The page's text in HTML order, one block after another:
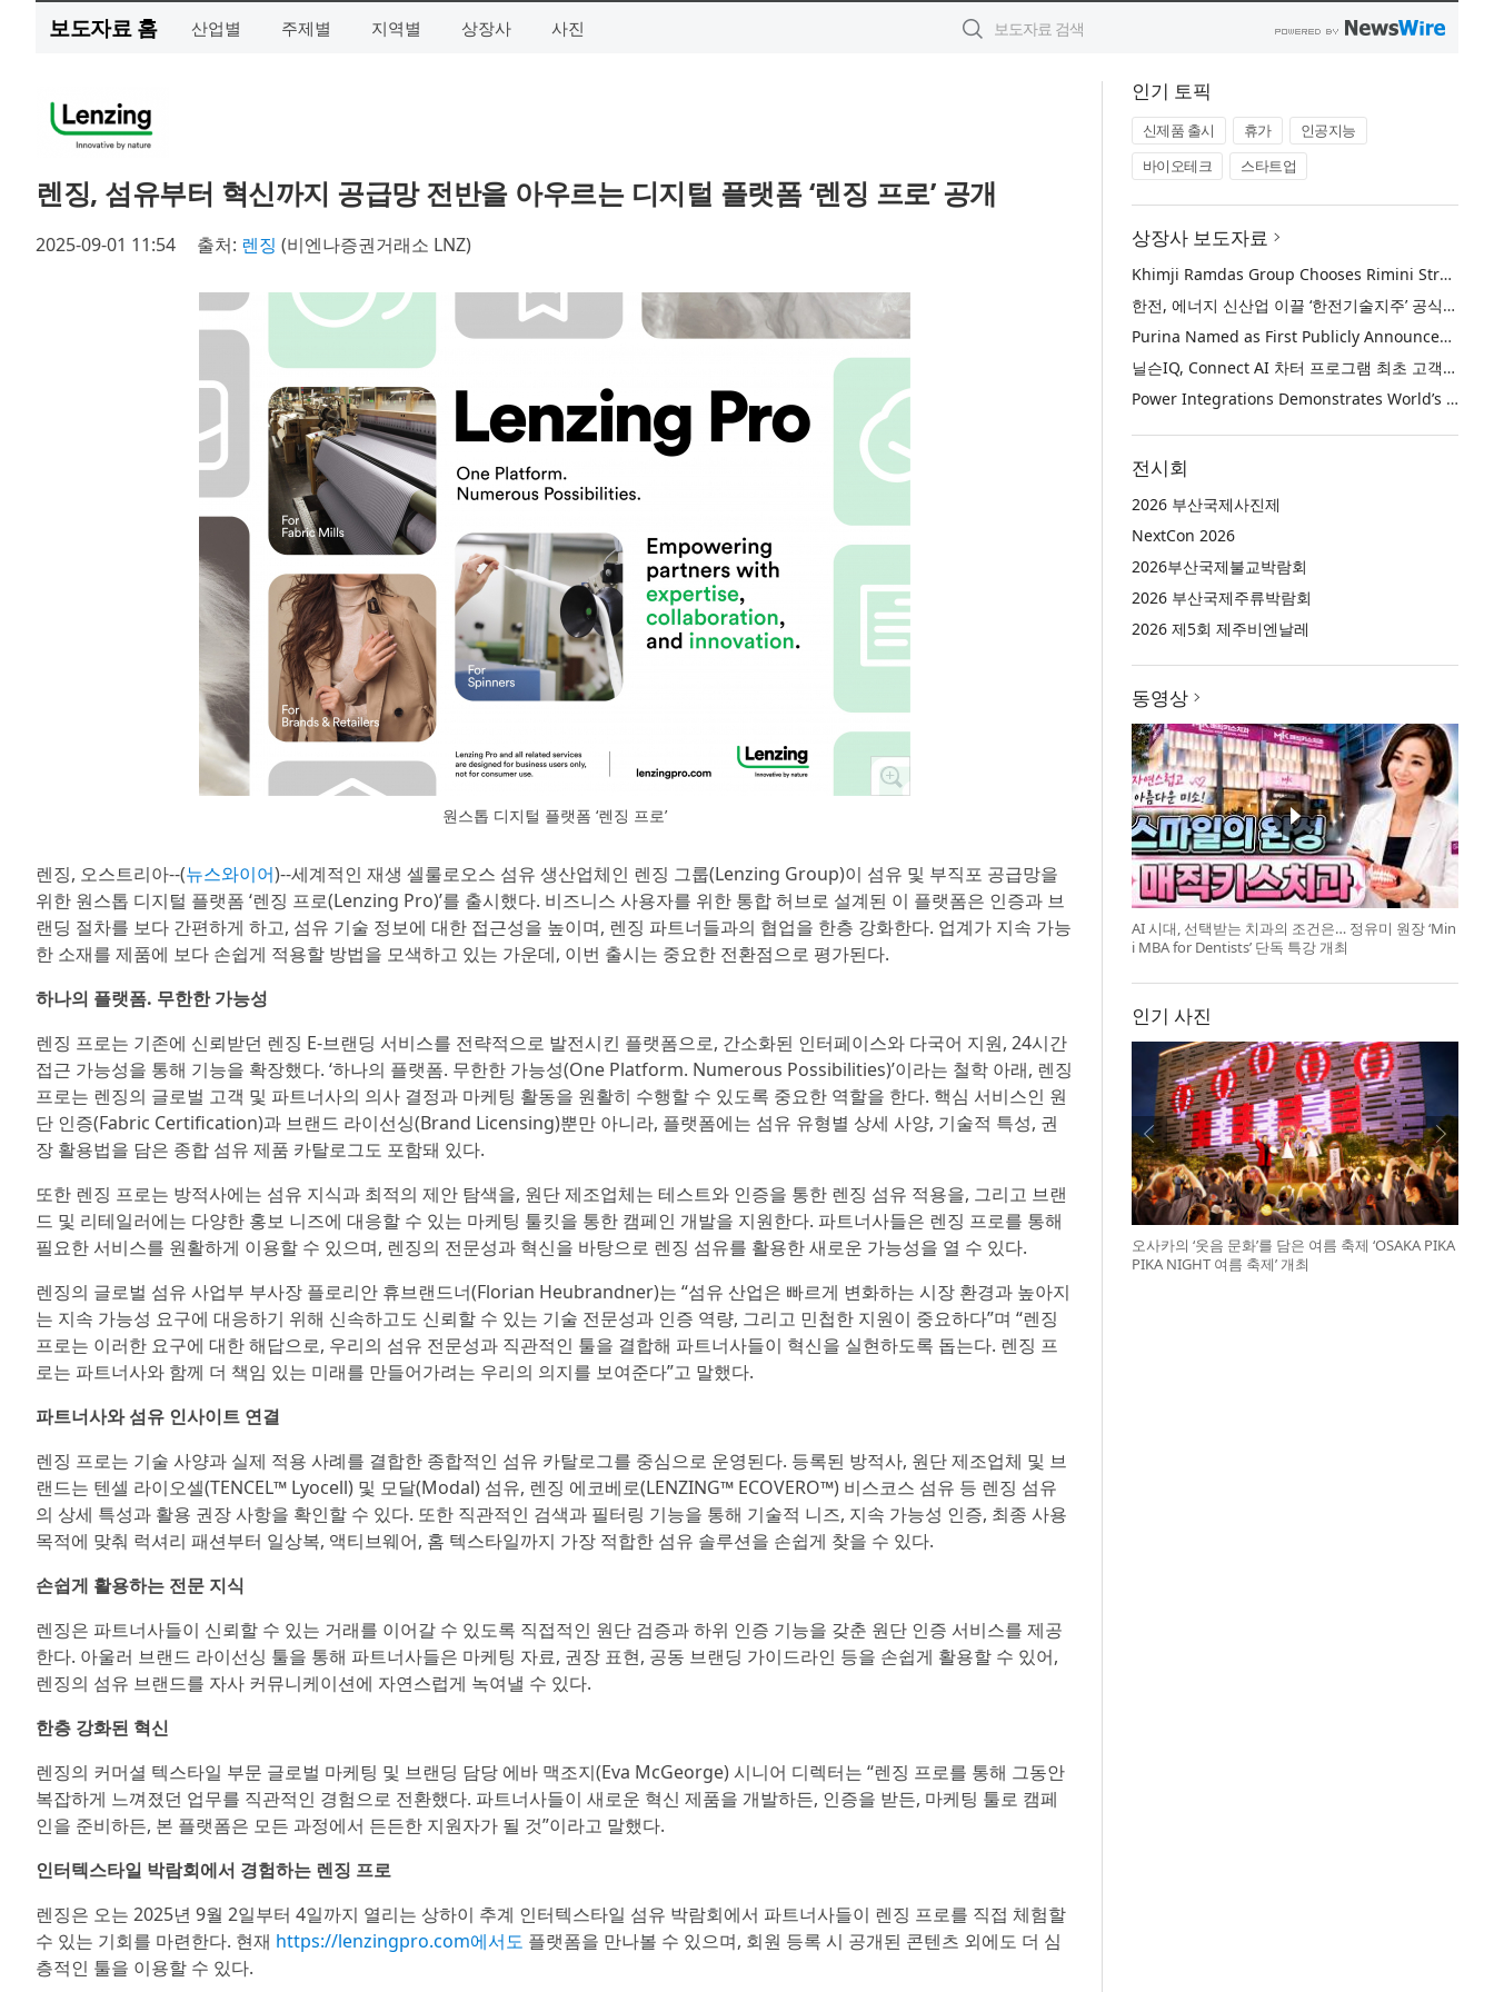
보도자료 홈 산업별 주제별 지역별 상장사 사진
렌징, 섬유부터 혁신까지 공급망 전반을 아우르는 디지털 플랫폼 ‘렌징 프로’ 공개
2025-09-01 11:54 출처: 렌징 (비엔나증권거래소 LNZ)
원스톱 디지털 플랫폼 ‘렌징 프로’
렌징, 오스트리아--(뉴스와이어)--세계적인 재생 셀룰로오스 섬유 생산업체인 렌징 그룹(Lenzing Group)이 섬유 및 부직포 공급망을
위한 원스톱 디지털 플랫폼 ‘렌징 프로(Lenzing Pro)’를 출시했다. 비즈니스 사용자를 위한 통합 허브로 설계된 이 플랫폼은 인증과 브
랜딩 절차를 보다 간편하게 하고, 섬유 기술 정보에 대한 접근성을 높이며, 렌징 파트너들과의 협업을 한층 강화한다. 업계가 지속 가능
한 소재를 제품에 보다 손쉽게 적용할 방법을 모색하고 있는 가운데, 이번 출시는 중요한 전환점으로 평가된다.
하나의 플랫폼. 무한한 가능성
렌징 프로는 기존에 신뢰받던 렌징 E-브랜딩 서비스를 전략적으로 발전시킨 플랫폼으로, 간소화된 인터페이스와 다국어 지원, 24시간
접근 가능성을 통해 기능을 확장했다. ‘하나의 플랫폼. 무한한 가능성(One Platform. Numerous Possibilities)’이라는 철학 아래, 렌징
프로는 렌징의 글로벌 고객 및 파트너사의 의사 결정과 마케팅 활동을 원활히 수행할 수 있도록 중요한 역할을 한다. 핵심 서비스인 원
단 인증(Fabric Certification)과 브랜드 라이선싱(Brand Licensing)뿐만 아니라, 플랫폼에는 섬유 유형별 상세 사양, 기술적 특성, 권
장 활용법을 담은 종합 섬유 제품 카탈로그도 포함돼 있다.
또한 렌징 프로는 방적사에는 섬유 지식과 최적의 제안 탐색을, 원단 제조업체는 테스트와 인증을 통한 렌징 섬유 적용을, 그리고 브랜
드 및 리테일러에는 다양한 홍보 니즈에 대응할 수 있는 마케팅 툴킷을 통한 캠페인 개발을 지원한다. 파트너사들은 렌징 프로를 통해
필요한 서비스를 원활하게 이용할 수 있으며, 렌징의 전문성과 혁신을 바탕으로 렌징 섬유를 활용한 새로운 가능성을 열 수 있다.
렌징의 글로벌 섬유 사업부 부사장 플로리안 휴브랜드너(Florian Heubrandner)는 “섬유 산업은 빠르게 변화하는 시장 환경과 높아지
는 지속 가능성 요구에 대응하기 위해 신속하고도 신뢰할 수 있는 기술 전문성과 인증 역량, 그리고 민첩한 지원이 중요하다”며 “렌징
프로는 이러한 요구에 대한 해답으로, 우리의 섬유 전문성과 직관적인 툴을 결합해 파트너사들이 혁신을 실현하도록 돕는다. 렌징 프
로는 파트너사와 함께 더 책임 있는 미래를 만들어가려는 우리의 의지를 보여준다”고 말했다.
파트너사와 섬유 인사이트 연결
렌징 프로는 기술 사양과 실제 적용 사례를 결합한 종합적인 섬유 카탈로그를 중심으로 운영된다. 등록된 방적사, 원단 제조업체 및 브
랜드는 텐셀 라이오셀(TENCEL™ Lyocell) 및 모달(Modal) 섬유, 렌징 에코베로(LENZING™ ECOVERO™) 비스코스 섬유 등 렌징 섬유
의 상세 특성과 활용 권장 사항을 확인할 수 있다. 또한 직관적인 검색과 필터링 기능을 통해 기술적 니즈, 지속 가능성 인증, 최종 사용
목적에 맞춰 럭셔리 패션부터 일상복, 액티브웨어, 홈 텍스타일까지 가장 적합한 섬유 솔루션을 손쉽게 찾을 수 있다.
손쉽게 활용하는 전문 지식
렌징은 파트너사들이 신뢰할 수 있는 거래를 이어갈 수 있도록 직접적인 원단 검증과 하위 인증 기능을 갖춘 원단 인증 서비스를 제공
한다. 아울러 브랜드 라이선싱 툴을 통해 파트너사들은 마케팅 자료, 권장 표현, 공동 브랜딩 가이드라인 등을 손쉽게 활용할 수 있어,
렌징의 섬유 브랜드를 자사 커뮤니케이션에 자연스럽게 녹여낼 수 있다.
한층 강화된 혁신
렌징의 커머셜 텍스타일 부문 글로벌 마케팅 및 브랜딩 담당 에바 맥조지(Eva McGeorge) 시니어 디렉터는 “렌징 프로를 통해 그동안
복잡하게 느껴졌던 업무를 직관적인 경험으로 전환했다. 파트너사들이 새로운 혁신 제품을 개발하든, 인증을 받든, 마케팅 툴로 캠페
인을 준비하든, 본 플랫폼은 모든 과정에서 든든한 지원자가 될 것”이라고 말했다.
인터텍스타일 박람회에서 경험하는 렌징 프로
렌징은 오는 2025년 9월 2일부터 4일까지 열리는 상하이 추계 인터텍스타일 섬유 박람회에서 파트너사들이 렌징 프로를 직접 체험할
수 있는 기회를 마련한다. 현재 https://lenzingpro.com에서도 플랫폼을 만나볼 수 있으며, 회원 등록 시 공개된 콘텐츠 외에도 더 심
층적인 툴을 이용할 수 있다.
인기 토픽
신제품 출시 휴가
인공지능
바이오테크
스타트업
상장사 보도자료
Khimji Ramdas Group Chooses Rimini Street to Reduce SAP Support Costs, Protect 700+ Customizations and Reinvest Savings in Innovation
한전, 에너지 신산업 이끌 ‘한전기술지주’ 공식 출범
Purina Named as First Publicly Announced NIQ ConnectAI Charter Client
닐슨IQ, Connect AI 차터 프로그램 최초 고객사 ‘퓨리나’ 선정
Power Integrations Demonstrates World’s First 2200 V GaN Technology for Next-Era High-Voltage Power Systems
전시회
2026 부산국제사진제
NextCon 2026
2026부산국제불교박람회
2026 부산국제주류박람회
2026 제5회 제주비엔날레
동영상
AI 시대, 선택받는 치과의 조건은… 정유미 원장 ‘Min
i MBA for Dentists’ 단독 특강 개최
인기 사진
오사카의 ‘웃음 문화’를 담은 여름 축제 ‘OSAKA PIKA
PIKA NIGHT 여름 축제’ 개최